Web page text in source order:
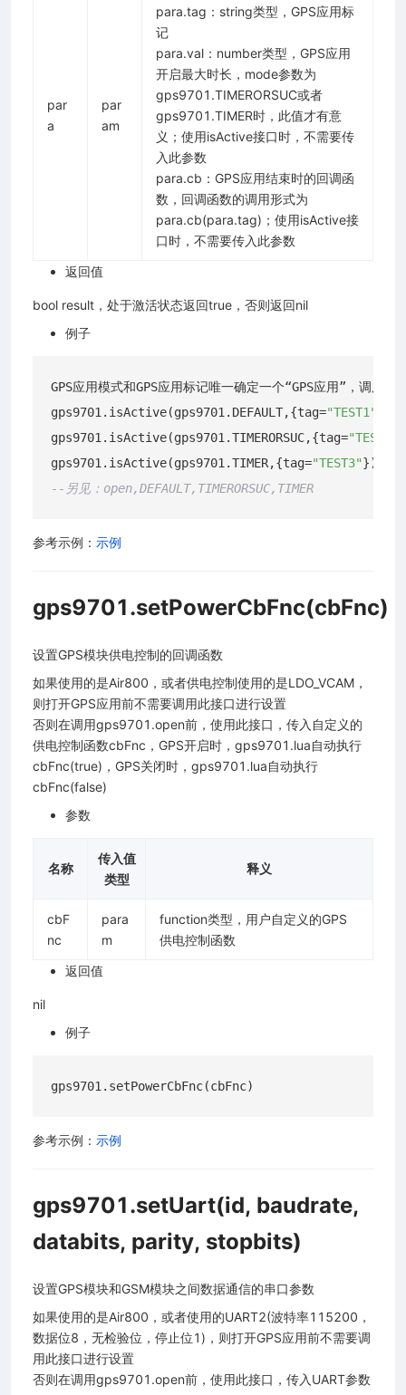
par
a
par
am
para.tag：string类型，GPS应用标
记
para.val：number类型，GPS应用
开启最大时长，mode参数为
gps9701.TIMERORSUC或者
gps9701.TIMER时，此值才有意
义；使用isActive接口时，不需要传
入此参数
para.cb：GPS应用结束时的回调函
数，回调函数的调用形式为
para.cb(para.tag)；使用isActive接
口时，不需要传入此参数
返回值
bool result，处于激活状态返回true，否则返回nil
例子
GPS应用模式和GPS应用标记唯一确定一个“GPS应用”，调
gps9701.isActive(gps9701.DEFAULT,{tag="TEST1"
gps9701.isActive(gps9701.TIMERORSUC,{tag="TEST2"
gps9701.isActive(gps9701.TIMER,{tag="TEST3"
--另见：open,DEFAULT,TIMERORSUC,TIMER
参考示例： 示例
gps9701.setPowerCbFnc(cbFnc)
设置GPS模块供电控制的回调函数
如果使用的是Air800，或者供电控制使用的是LDO_VCAM，
则打开GPS应用前不需要调用此接口进行设置
否则在调用gps9701.open前，使用此接口，传入自定义的
供电控制函数cbFnc，GPS开启时，gps9701.lua自动执行
cbFnc(true)，GPS关闭时，gps9701.lua自动执行
cbFnc(false)
参数
名称
传入值
类型
释义
cbF
nc
para
m
function类型，用户自定义的GPS
供电控制函数
返回值
nil
例子
参考示例： 示例
gps9701.setUart(id, baudrate,
databits, parity, stopbits)
设置GPS模块和GSM模块之间数据通信的串口参数
如果使用的是Air800，或者使用的UART2(波特率115200，
数据位8，无检验位，停止位1)，则打开GPS应用前不需要调
用此接口进行设置
否则在调用gps9701.open前，使用此接口，传入UART参数